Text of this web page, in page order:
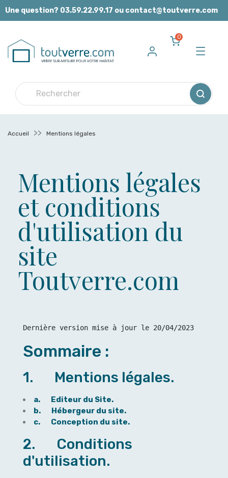
Panneau de gestion des cookies
Une question? 03.59.22.99.17 ou contact@toutverre.com
0
Accueil Mentions légales
Mentions légales
et conditions
d'utilisation du
site
Toutverre.com
Dernière version mise à jour le 20/04/2023
Sommaire :
1. Mentions légales.
a. Editeur du Site.
b. Hébergeur du site.
c. Conception du site.
2. Conditions
d'utilisation.